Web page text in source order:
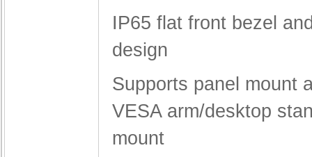
IP65 flat front bezel
design
Supports panel mount
VESA arm/desktop
mount